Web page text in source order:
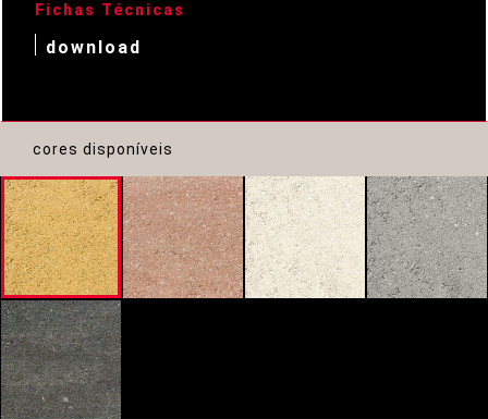
Fichas Técnicas
download
cores disponíveis